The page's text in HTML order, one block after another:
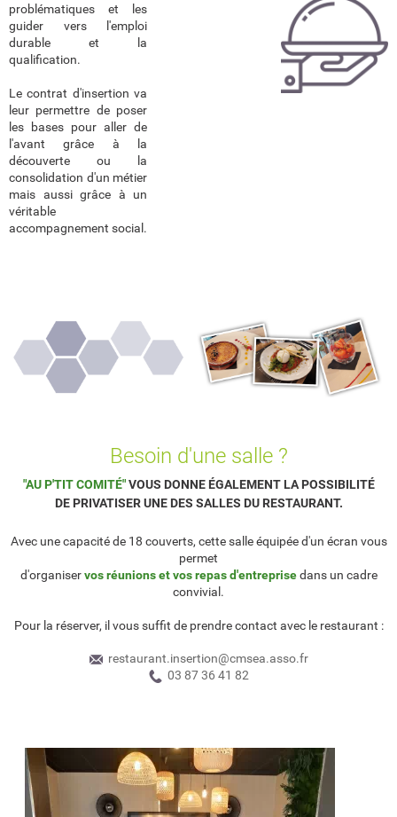
problématiques et les
guider vers l'emploi
durable et la
qualification.
Le contrat d'insertion va
leur permettre de poser
les bases pour aller de
l'avant grâce à la
découverte ou la
consolidation d'un métier
mais aussi grâce à un
véritable
accompagnement social.
Besoin d'une salle ?
"AU P'TIT COMITÉ"VOUS DONNE ÉGALEMENT LA POSSIBILITÉ
DE PRIVATISER UNE DES SALLES DU RESTAURANT.
Avec une capacité de 18 couverts, cette salle équipée d'un écran vous
permet
d'organiservos réunions et vos repas d'entreprisedans un cadre
convivial.
Pour la réserver, il vous suffit de prendre contact avec le restaurant :
restaurant.insertion@cmsea.asso.fr
03 87 36 41 82